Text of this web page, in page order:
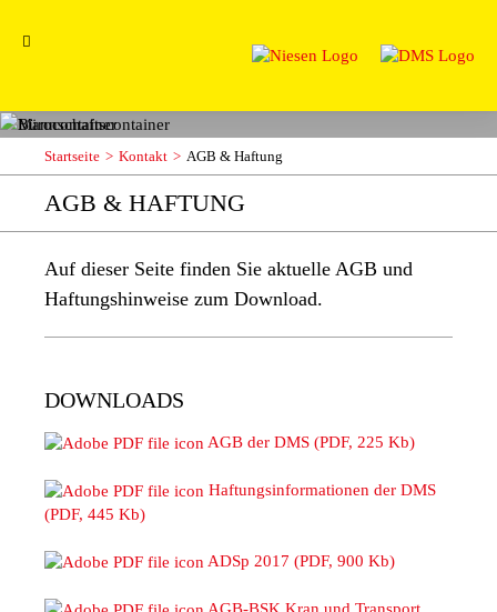
Startseite Kontakt AGB & Haftung
AGB & HAFTUNG
Auf dieser Seite finden Sie aktuelle AGB und
Haftungshinweise zum Download.
DOWNLOADS
AGB der DMS (PDF, 225 Kb)
Haftungsinformationen der DMS
(PDF, 445 Kb)
ADSp 2017 (PDF, 900 Kb)